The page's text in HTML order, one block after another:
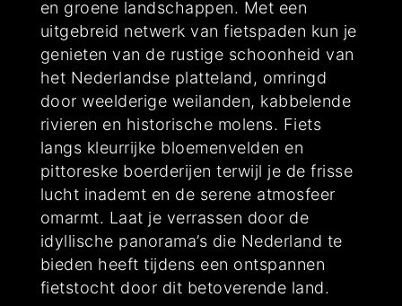
en groene landschappen. Met een
uitgebreid netwerk van fietspaden kun je
genieten van de rustige schoonheid van
het Nederlandse platteland, omringd
door weelderige weilanden, kabbelende
rivieren en historische molens. Fiets
langs kleurrijke bloemenvelden en
pittoreske boerderijen terwijl je de frisse
lucht inademt en de serene atmosfeer
omarmt. Laat je verrassen door de
idyllische panorama’s die Nederland te
bieden heeft tijdens een ontspannen
fietstocht door dit betoverende land.